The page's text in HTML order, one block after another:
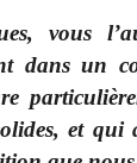
vous
dans un
et qui